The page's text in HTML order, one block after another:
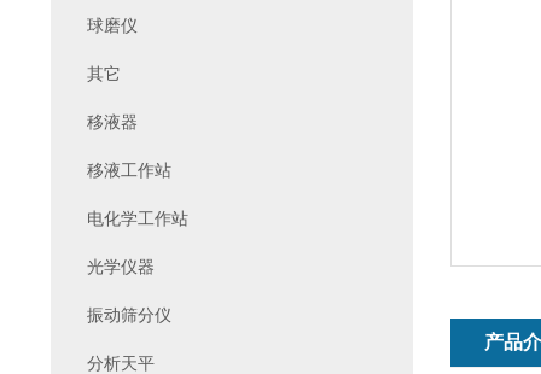
产品
球磨仪
其它
移液器
移液工作站
电化学工作站
光学仪器
振动筛分仪
分析天平